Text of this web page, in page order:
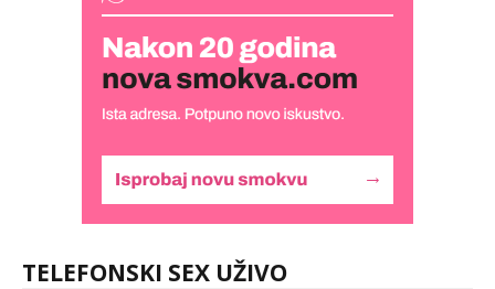
TELEFONSKI SEX UŽIVO
tel:0,93€ - mob:1,12€ min